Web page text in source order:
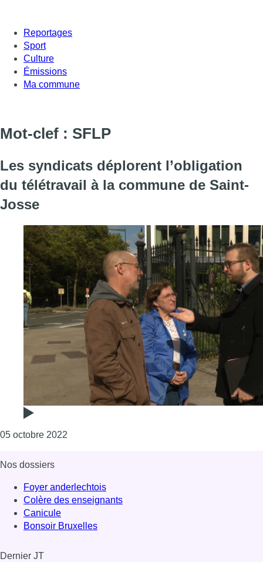
Reportages
Sport
Culture
Émissions
Ma commune
Mot-clef : SFLP
Les syndicats déplorent l’obligation
du télétravail à la commune de Saint-
Josse
05 octobre 2022
Nos dossiers
Foyer anderlechtois
Colère des enseignants
Canicule
Bonsoir Bruxelles
Dernier JT